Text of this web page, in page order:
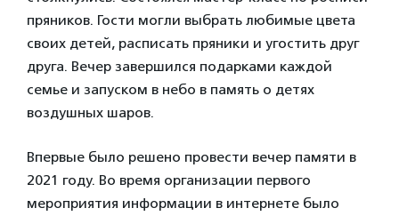
пряников. Гости могли выбрать любимые цвета
своих детей, расписать пряники и угостить друг
друга. Вечер завершился подарками каждой
семье и запуском в небо в память о детях
воздушных шаров.
Впервые было решено провести вечер памяти в
2021 году. Во время организации первого
мероприятия информации в интернете было